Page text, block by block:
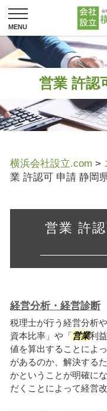
営業 許認
横浜会社設立.com >
業 許認可 申請 静岡
営業 許
経営分析・経営診断
税理士が行う経営分析
資本比率」や「営業利
値を算出することによ
があるのか、解決する
かということが明確に
だくことによって経営